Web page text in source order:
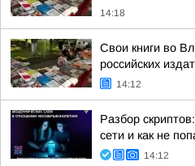
14:18
Свои книги во
российских
14:12
Разбор
сети и как не
14:12